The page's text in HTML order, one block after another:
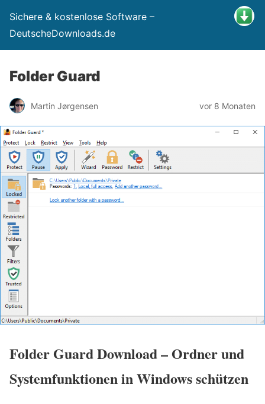
Sichere & kostenlose Software –
DeutscheDownloads.de
Folder Guard
Martin Jørgensen vor 8 Monaten
Folder Guard Download – Ordner und
Systemfunktionen in Windows schützen